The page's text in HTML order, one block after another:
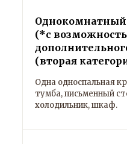
(*с
(вторая
Одна односпальная
тумба, письменный
холодильник, шкаф.